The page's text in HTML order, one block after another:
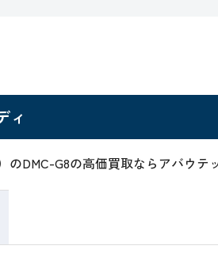
ィ
のDMC-G8の高価買取ならアバウテ